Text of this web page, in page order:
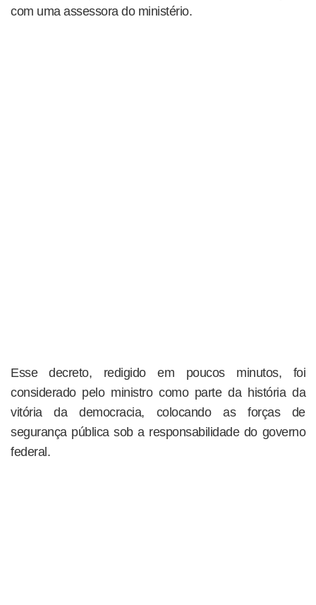
com uma assessora do ministério.
Esse decreto, redigido em poucos minutos, foi
considerado pelo ministro como parte da história da
vitória da democracia, colocando as forças de
segurança pública sob a responsabilidade do governo
federal.